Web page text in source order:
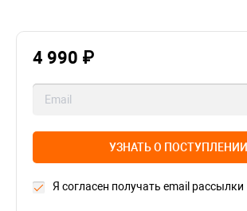
4 990 ₽
УЗНАТЬ О ПОСТУПЛЕНИИ
Я согласен получать email рассылки